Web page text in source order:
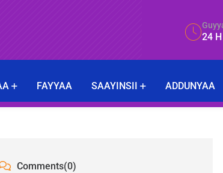
24 H
FAYYAA SAAYINSII ADDUNYAA
Comments(0)